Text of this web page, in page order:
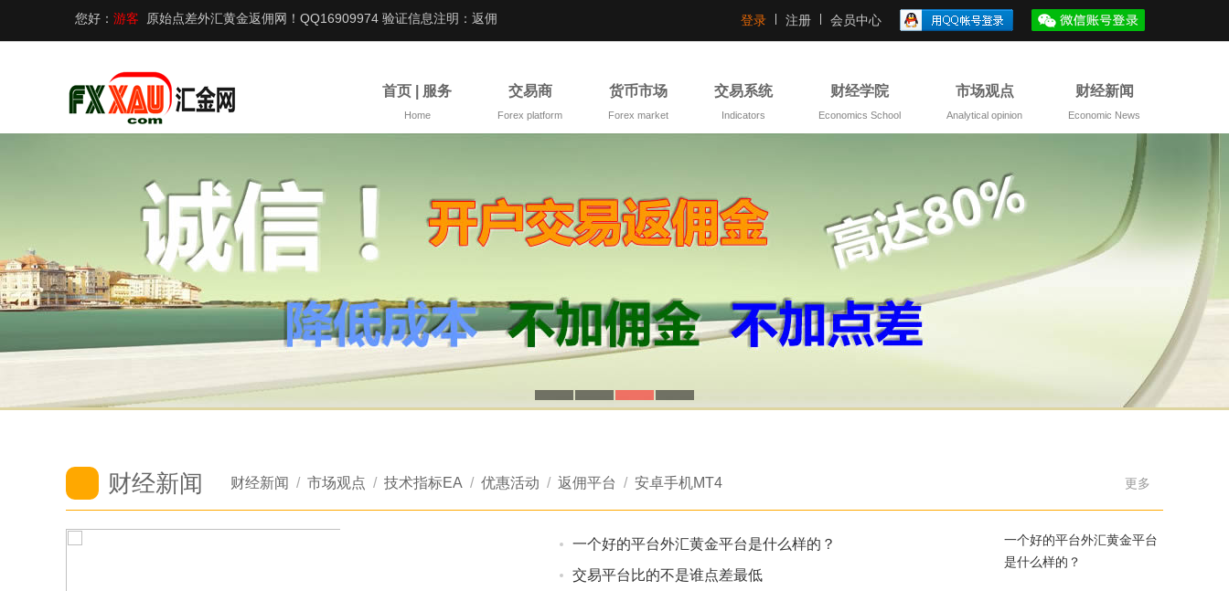
您好： 游客 原始点差外汇黄金返佣网！QQ16909974 验证信息注明：返佣 登录 注册 会员中心
首页 | 服务
Home
交易商
Forex platform
货币市场
Forex market
交易系统
Indicators
财经学院
Economics School
市场观点
Analytical opinion
财经新闻
Economic News
财经新闻 财经新闻 / 市场观点 / 技术指标EA / 优惠活动 / 返佣平台 / 安卓手机MT4 更多
一个好的平台外汇黄金平台
是什么样的？
一个好的平台外汇黄金平台是什么样的？
交易平台比的不是谁点差最低